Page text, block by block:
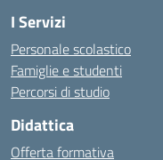
I Servizi
Personale scolastico
Famiglie e studenti
Percorsi di studio
Didattica
Offerta formativa